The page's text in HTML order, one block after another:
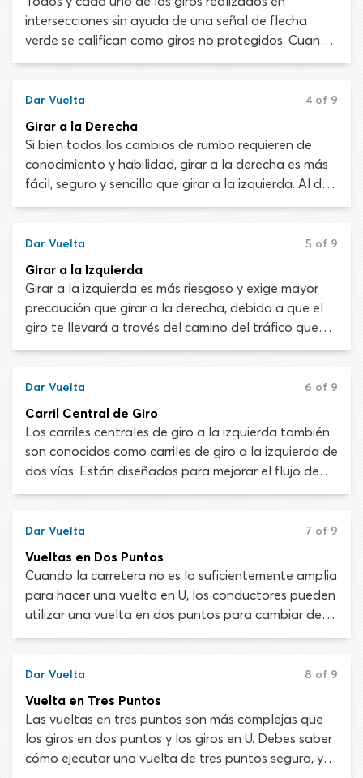
intersecciones sin ayuda de una señal de flecha
verde se califican como giros no protegidos. Cuando
el giro no está protegido debes ceder el paso al
peatones antes de dar vuelta.
Dar Vuelta 4 of 9
Girar a la Derecha
Si bien todos los cambios de rumbo requieren de
conocimiento y habilidad, girar a la derecha es más
fácil, seguro y sencillo que girar a la izquierda. Al dar
vuelta a la derecha no debes preocuparte por el
carretera a la que estás entrando, lo que simplifica
mucho las cosas. En algunas áreas incluso puedes
girar a la derecha en un semáforo rojo.
Dar Vuelta 5 of 9
Girar a la Izquierda
Girar a la izquierda es más riesgoso y exige mayor
precaución que girar a la derecha, debido a que el
giro te llevará a través del camino del tráfico que
viene en dirección opuesta. Asegúrate de señalar tu
posible y respetar las leyes de derecho de paso. Los
conductores también deben tener un cuidado
especial al girar a la izquierda desde un callejón o
camino de entrada y aprender a usar el carril central
de giro a la izquierda.
Dar Vuelta 6 of 9
Carril Central de Giro
Los carriles centrales de giro a la izquierda también
son conocidos como carriles de giro a la izquierda de
dos vías. Están diseñados para mejorar el flujo de
tráfico en intersecciones transitadas al permitir que
interferir con aquellos que viajan en línea recta.
Puedes usar el carril de doble sentido para girar a la
izquierda hacia una carretera desde un callejón o
camino de entrada.
Dar Vuelta 7 of 9
Vueltas en Dos Puntos
Cuando la carretera no es lo suficientemente amplia
para hacer una vuelta en U, los conductores pueden
utilizar una vuelta en dos puntos para cambiar de
dirección. Por lo general, esto será posible solo en
de entrada disponible. Los giros de dos puntos que
utilizan entradas de autos del lado izquierdo son
más peligrosos, ya que el conductor debe dar
marcha atrás hacia un carril de tráfico.
Dar Vuelta 8 of 9
Vuelta en Tres Puntos
Las vueltas en tres puntos son más complejas que
los giros en dos puntos y los giros en U. Debes saber
cómo ejecutar una vuelta de tres puntos segura, ya